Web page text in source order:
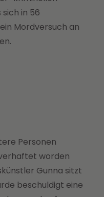
in 56
Mordversuch an
Personen
worden
Gunna sitzt
beschuldigt eine